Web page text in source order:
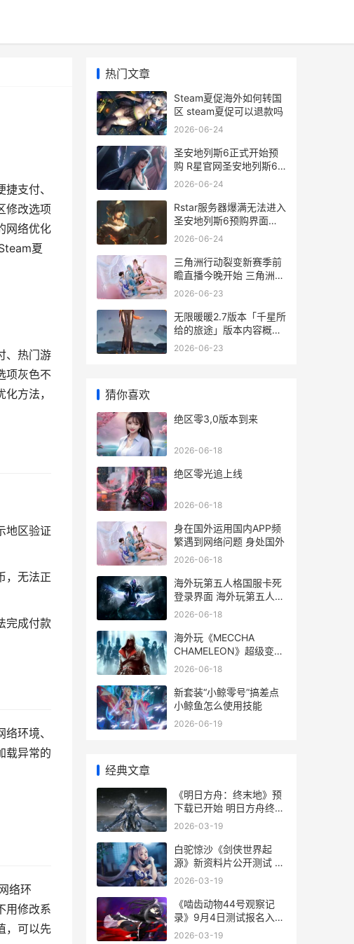
支付、
修改选项
网络优化
夏
、热门游
项灰色不
方法，
地区验证
，无法正
完成付款
环境、
载异常的
络环
用修改系
，可以先
热门文章
Steam夏促海外如何转国
区 steam夏促可以退款吗
2026-06-24
圣安地列斯6正式开始预
购 R星官网圣安地列斯6
预购网页进不去如何化解
2026-06-24
Rstar服务器爆满无法进入
圣安地列斯6预购界面如
何办 服务器sdr
2026-06-24
三角洲行动裂变新赛季前
瞻直播今晚开始 三角洲行
动裂变之日
2026-06-23
无限暖暖2.7版本「千星所
给的旅途」版本内容概
括，海外玩国服游戏加速
2026-06-23
猜你喜欢
绝区零3,0版本到来
2026-06-18
绝区零光追上线
2026-06-18
身在国外运用国内APP频
繁遇到网络问题 身处国外
2026-06-18
海外玩第五人格国服卡死
登录界面 海外玩第五人格
怎么玩
2026-06-18
海外玩《MECCHA
CHAMELEON》超级变色
龙 卡云存档进不去房间
2026-06-18
新套装“小鲸零号”搞差点
小鲸鱼怎么使用技能
2026-06-19
经典文章
《明日方舟：终末地》预
下载已开始 明日方舟终末
地官网
2026-03-19
白驼惊沙《剑侠世界起
源》新资料片公开测试 剑
三白骆驼
2026-03-19
《啮齿动物44号观察记
录》9月4日测试报名入口
啮齿动物百科
2026-03-19